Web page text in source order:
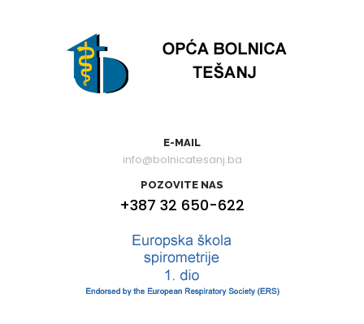
E-MAIL
info@bolnicatesanj.ba
POZOVITE NAS
+387 32 650-622